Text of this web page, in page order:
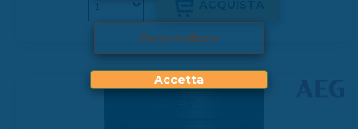
Personalizza
Accetta